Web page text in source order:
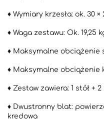
♦️ Wymiary krzesła: ok. 30 ×
♦️ Waga zestawu: Ok. 19,25
♦️ Maksymalne obciążenie
♦️ Maksymalne obciążenie
♦️ Zestaw zawiera: 1 stół + 2
♦️ Dwustronny blat:
kredowa